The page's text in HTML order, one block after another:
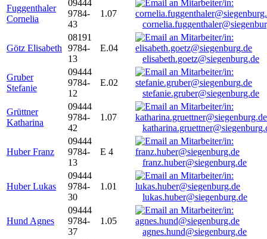
Fuggenthaler
Cornelia
09444
9784-
43
1.07
Götz Elisabeth
08191
9784-
13
E.04
elisabeth.goetz@siegenburg.de
Gruber
Stefanie
09444
9784-
12
E.02
stefanie.gruber@siegenburg.de
Grüttner
Katharina
09444
9784-
42
1.07
Huber Franz
09444
9784-
13
E 4
franz.huber@siegenburg.de
Huber Lukas
09444
9784-
30
1.01
lukas.huber@siegenburg.de
Hund Agnes
09444
9784-
37
1.05
agnes.hund@siegenburg.de